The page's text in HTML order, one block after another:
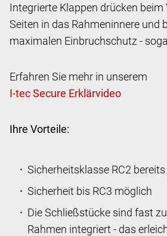
Integrierte Klappen drücken beim
Seiten in das Rahmeninnere und
maximalen Einbruchschutz -
Erfahren Sie mehr in unserem
Ihre Vorteile:
Sicherheitsklasse RC2
Sicherheit bis RC3 möglich
Die Schließstücke sind fast
Rahmen integriert - das